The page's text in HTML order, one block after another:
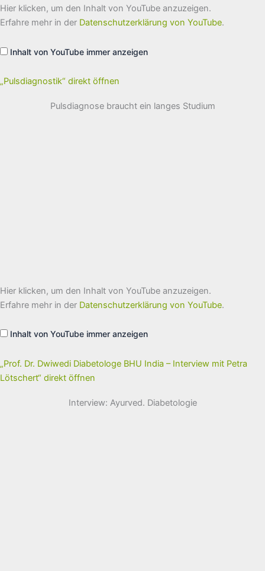
„Pulsdiagnostik“
von
YouTube
Hier klicken, um den Inhalt von YouTube anzuzeigen.
Erfahre mehr in der Datenschutzerklärung von YouTube.
Inhalt von YouTube immer anzeigen
„Pulsdiagnostik“ direkt öffnen
Pulsdiagnose braucht ein langes Studium
„Prof.
Dr.
Dwiwedi
India
–
Petra
Lötschert“
von
Hier klicken, um den Inhalt von YouTube anzuzeigen.
Erfahre mehr in der Datenschutzerklärung von YouTube.
Inhalt von YouTube immer anzeigen
„Prof. Dr. Dwiwedi Diabetologe BHU India – Interview mit Petra
Lötschert“ direkt öffnen
Interview: Ayurved. Diabetologie